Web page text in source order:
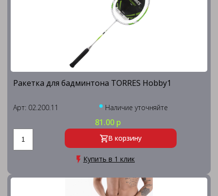
Ракетка для бадминтона TORRES Нobby1
Арт: 02.200.11 Наличие уточняйте
81.00 р
В корзину
Купить в 1 клик